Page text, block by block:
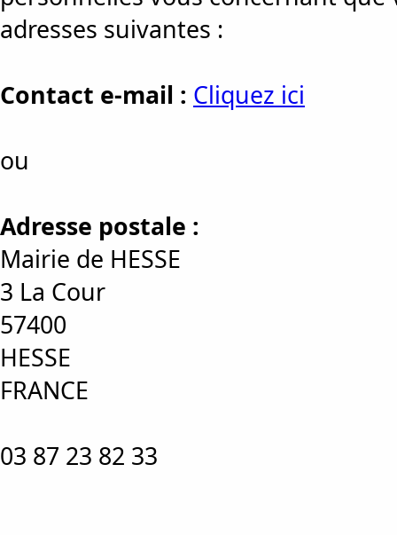
adresses suivantes :
Contact e-mail : Cliquez ici
ou
Adresse postale :
Mairie de HESSE
3 La Cour
57400
HESSE
FRANCE
03 87 23 82 33